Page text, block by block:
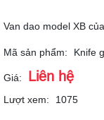
Van dao model XB
Mã sản phẩm: Knife
Giá: Liên hệ
Lượt xem: 1075